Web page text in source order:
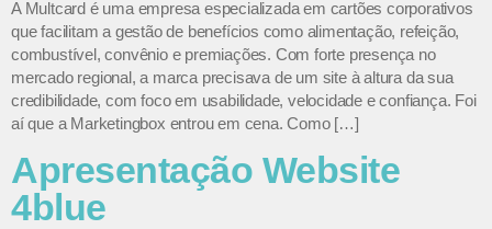
A Multcard é uma empresa especializada em cartões corporativos
que facilitam a gestão de benefícios como alimentação, refeição,
combustível, convênio e premiações. Com forte presença no
mercado regional, a marca precisava de um site à altura da sua
credibilidade, com foco em usabilidade, velocidade e confiança. Foi
aí que a Marketingbox entrou em cena. Como […]
Apresentação Website
4blue